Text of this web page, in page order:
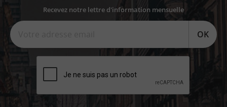
Recevez notre lettre d'information mensuelle
OK